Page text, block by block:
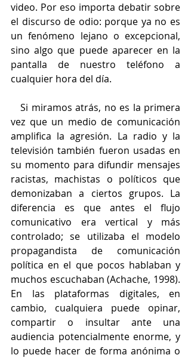
video. Por eso importa debatir sobre
el discurso de odio: porque ya no es
un fenómeno lejano o excepcional,
sino algo que puede aparecer en la
pantalla de nuestro teléfono a
cualquier hora del día.
   Si miramos atrás, no es la primera
vez que un medio de comunicación
amplifica la agresión. La radio y la
televisión también fueron usadas en
su momento para difundir mensajes
racistas, machistas o políticos que
demonizaban a ciertos grupos. La
diferencia es que antes el flujo
comunicativo era vertical y más
controlado; se utilizaba el modelo
propagandista de comunicación
política en el que pocos hablaban y
muchos escuchaban (Achache, 1998).
En las plataformas digitales, en
cambio, cualquiera puede opinar,
compartir o insultar ante una
audiencia potencialmente enorme, y
lo puede hacer de forma anónima o